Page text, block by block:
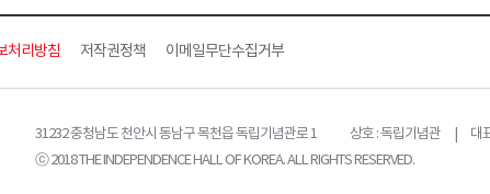
처리방침 저작권정책 이메일무단수집거부
31232 충청남도 천안시 동남구 목천읍 독립기념관로 1
상호 : 독립기념관 | 대
ⓒ 2018 THE INDEPENDENCE HALL OF KOREA. ALL RIGHTS RESERVED.